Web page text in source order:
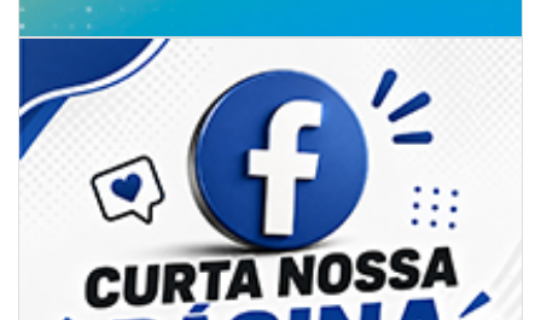
05/08/2026 | 07:00
Sorveteria do Norte de SC expande e abre primeira unidade em
Florianópolis
GERAL